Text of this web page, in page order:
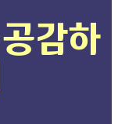
공감하